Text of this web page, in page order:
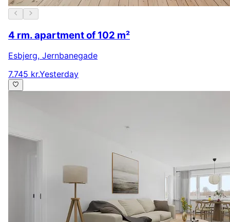
4 rm. apartment of 102 m²
Esbjerg, Jernbanegade
7.745 kr.Yesterday